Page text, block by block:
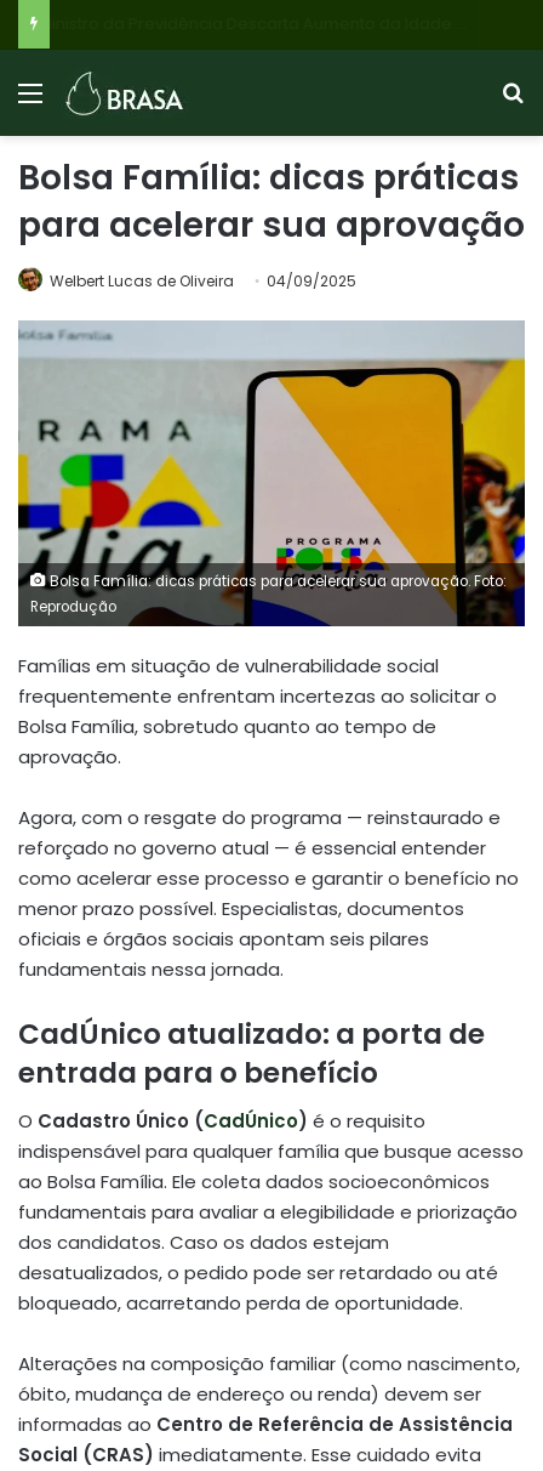
Bolsa Família: dicas práticas
para acelerar sua aprovação
Welbert Lucas de Oliveira 04/09/2025
Bolsa Família: dicas práticas para acelerar sua aprovação. Foto:
Reprodução
Famílias em situação de vulnerabilidade social
frequentemente enfrentam incertezas ao solicitar o
Bolsa Família, sobretudo quanto ao tempo de
aprovação.
Agora, com o resgate do programa — reinstaurado e
reforçado no governo atual — é essencial entender
como acelerar esse processo e garantir o benefício no
menor prazo possível. Especialistas, documentos
oficiais e órgãos sociais apontam seis pilares
fundamentais nessa jornada.
CadÚnico atualizado: a porta de
entrada para o benefício
O Cadastro Único (CadÚnico) é o requisito
indispensável para qualquer família que busque acesso
ao Bolsa Família. Ele coleta dados socioeconômicos
fundamentais para avaliar a elegibilidade e priorização
dos candidatos. Caso os dados estejam
desatualizados, o pedido pode ser retardado ou até
bloqueado, acarretando perda de oportunidade.
Alterações na composição familiar (como nascimento,
óbito, mudança de endereço ou renda) devem ser
informadas ao Centro de Referência de Assistência
Social (CRAS) imediatamente. Esse cuidado evita